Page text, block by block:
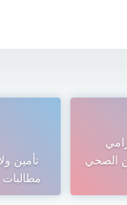
الصحي
تأمين
مطالبات